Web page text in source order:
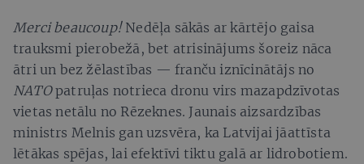
Merci beaucoup!Nedēļa sākās ar kārtējo gaisa
trauksmi pierobežā, bet atrisinājums šoreiz nāca
ātri un bez žēlastības — franču iznīcinātājs no
NATOpatruļas notrieca dronu virs mazapdzīvotas
vietas netālu no Rēzeknes. Jaunais aizsardzības
ministrs Melnis gan uzsvēra, ka Latvijai jāattīsta
lētākas spējas, lai efektīvi tiktu galā ar lidrobotiem.